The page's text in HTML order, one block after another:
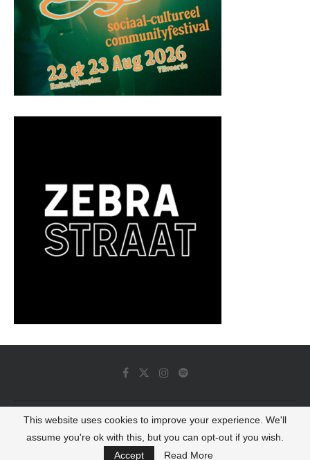
© 2022 - Luminous Dash All Rights Reserved
BACK TO TOP
This website uses cookies to improve your experience. We'll
assume you're ok with this, but you can opt-out if you wish.
Accept
Read More